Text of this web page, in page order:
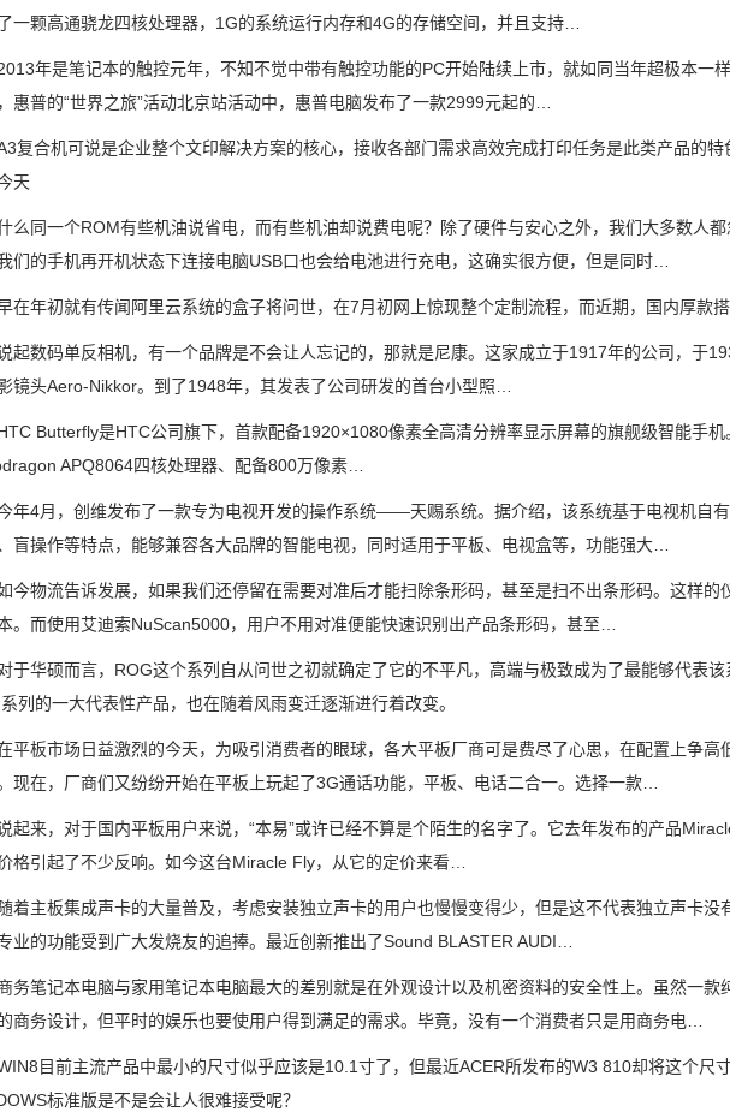
一颗高通骁龙四核处理器，1G的系统运行内存和4G的存储空间，并且支持…
年是笔记本的触控元年，不知不觉中带有触控功能的PC开始陆续上市，就如同当年超极本一
惠普的“世界之旅”活动北京站活动中，惠普电脑发布了一款2999元起的…
合机可说是企业整个文印解决方案的核心，接收各部门需求高效完成打印任务是此类产品的特
天
同一个ROM有些机油说省电，而有些机油却说费电呢？除了硬件与安心之外，我们大多数人都
们的手机再开机状态下连接电脑USB口也会给电池进行充电，这确实很方便，但是同时…
年初就有传闻阿里云系统的盒子将问世，在7月初网上惊现整个定制流程，而近期，国内厚款
数码单反相机，有一个品牌是不会让人忘记的，那就是尼康。这家成立于1917年的公司，于
镜头Aero-Nikkor。到了1948年，其发表了公司研发的首台小型照…
Butterfly是HTC公司旗下，首款配备1920×1080像素全高清分辨率显示屏幕的旗舰级智能手机
APQ8064四核处理器、配备800万像素…
4月，创维发布了一款专为电视开发的操作系统——天赐系统。据介绍，该系统基于电视机自有
盲操作等特点，能够兼容各大品牌的智能电视，同时适用于平板、电视盒等，功能强大…
物流告诉发展，如果我们还停留在需要对准后才能扫除条形码，甚至是扫不出条形码。这样的
。而使用艾迪索NuScan5000，用户不用对准便能快速识别出产品条形码，甚至…
华硕而言，ROG这个系列自从问世之初就确定了它的不平凡，高端与极致成为了最能够代表该
列的一大代表性产品，也在随着风雨变迁逐渐进行着改变。
板市场日益激烈的今天，为吸引消费者的眼球，各大平板厂商可是费尽了心思，在配置上争高
现在，厂商们又纷纷开始在平板上玩起了3G通话功能，平板、电话二合一。选择一款…
来，对于国内平板用户来说，“本易”或许已经不算是个陌生的名字了。它去年发布的产品
格引起了不少反响。如今这台Miracle Fly，从它的定价来看…
主板集成声卡的大量普及，考虑安装独立声卡的用户也慢慢变得少，但是这不代表独立声卡没
业的功能受到广大发烧友的追捧。最近创新推出了Sound BLASTER AUDI…
笔记本电脑与家用笔记本电脑最大的差别就是在外观设计以及机密资料的安全性上。虽然一款
商务设计，但平时的娱乐也要使用户得到满足的需求。毕竟，没有一个消费者只是用商务电…
目前主流产品中最小的尺寸似乎应该是10.1寸了，但最近ACER所发布的W3 810却将这个尺
标准版是不是会让人很难接受呢？